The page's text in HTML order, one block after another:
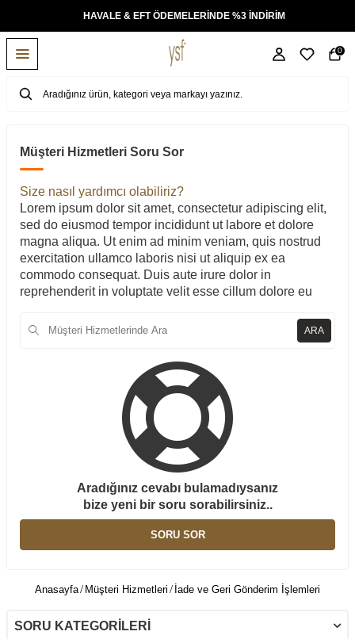
HAVALE & EFT ÖDEMELERİNDE %3 İNDİRİM
0
Müşteri Hizmetleri Soru Sor
Size nasıl yardımcı olabiliriz?
Lorem ipsum dolor sit amet, consectetur adipiscing elit,
sed do eiusmod tempor incididunt ut labore et dolore
magna aliqua. Ut enim ad minim veniam, quis nostrud
exercitation ullamco laboris nisi ut aliquip ex ea
commodo consequat. Duis aute irure dolor in
reprehenderit in voluptate velit esse cillum dolore eu
ARA
Aradığınız cevabı bulamadıysanız
bize yeni bir soru sorabilirsiniz..
SORU SOR
Anasayfa Müşteri Hizmetleri İade ve Geri Gönderim İşlemleri
SORU KATEGORILERI